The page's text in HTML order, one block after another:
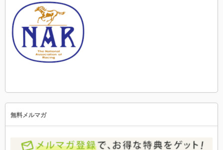
無料メルマガ